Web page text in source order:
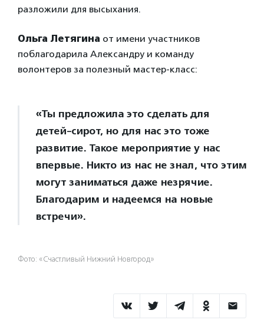
разложили для высыхания.
Ольга Летягина от имени участников
поблагодарила Александру и команду
волонтеров за полезный мастер-класс:
«Ты предложила это сделать для
детей-сирот, но для нас это тоже
развитие. Такое мероприятие у нас
впервые. Никто из нас не знал, что этим
могут заниматься даже незрячие.
Благодарим и надеемся на новые
встречи».
Фото: «Счастливый Нижний Новгород»